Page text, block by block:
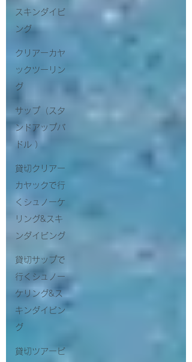
スキンダイビ
ング
クリアーカヤ
ックツーリン
グ
サップ（スタ
ンドアップパ
ドル ）
貸切クリアー
カヤックで行
くシュノーケ
リング&スキ
ンダイビング
貸切サップで
行くシュノー
ケリング&ス
キンダイビン
グ
貸切ツアービ